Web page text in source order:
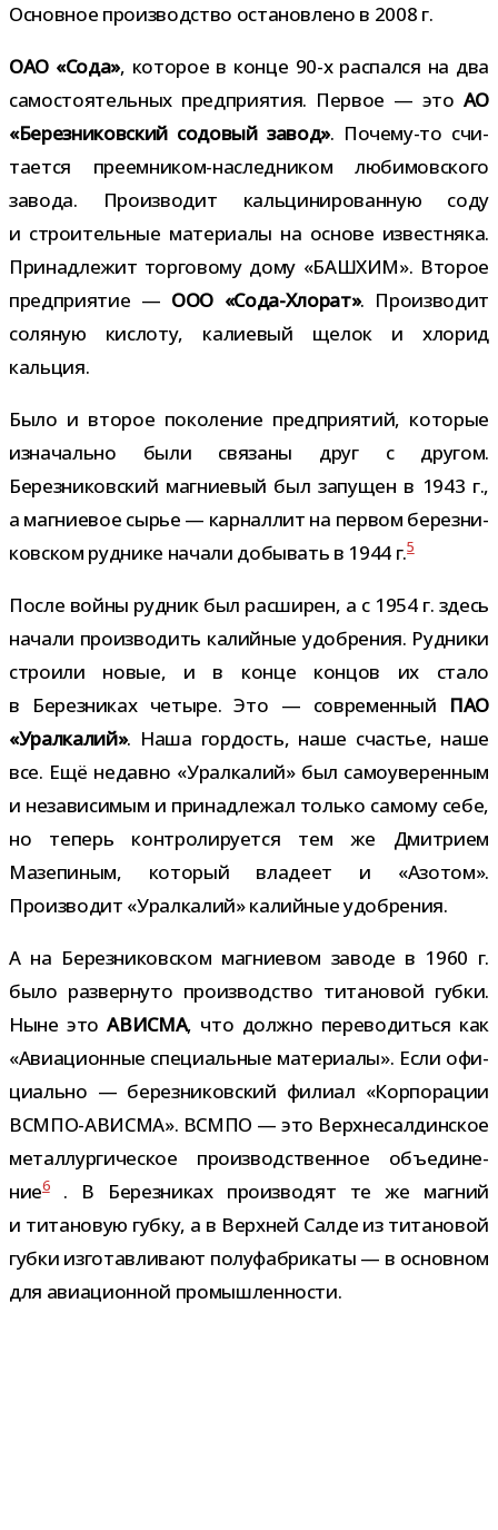
Основное про­из­вод­ство оста­нов­лено в 2008 г.
ОАО «Сода», кото­рое в конце 90-​х рас­пался на два
само­сто­я­тель­ных пред­при­я­тия. Первое — это АО
«Березниковский содо­вый завод». Почему-​то счи­
та­ется преемником-​наследником люби­мов­ского
завода. Производит каль­ци­ни­ро­ван­ную соду
и стро­и­тель­ные мате­ри­алы на основе извест­няка.
Принадлежит тор­го­вому дому «БАШХИМ». Второе
пред­при­я­тие — ООО «Сода-​Хлорат». Производит
соля­ную кис­лоту, кали­е­вый щелок и хло­рид
кальция.
Было и вто­рое поко­ле­ние пред­при­я­тий, кото­рые
изна­чально были свя­заны друг с дру­гом.
Березниковский маг­ни­е­вый был запу­щен в 1943 г.,
а маг­ни­е­вое сырье — кар­нал­лит на пер­вом берез­ни­
ков­ском руд­нике начали добы­вать в 1944 г.5
После войны руд­ник был рас­ши­рен, а с 1954 г. здесь
начали про­из­во­дить калий­ные удоб­ре­ния. Рудники
стро­или новые, и в конце кон­цов их стало
в Березниках четыре. Это — совре­мен­ный ПАО
«Уралкалий». Наша гор­дость, наше сча­стье, наше
все. Ещё недавно «Уралкалий» был само­уве­рен­ным
и неза­ви­си­мым и при­над­ле­жал только самому себе,
но теперь кон­тро­ли­ру­ется тем же Дмитрием
Мазепиным, кото­рый вла­деет и «Азотом».
Производит «Уралкалий» калий­ные удобрения.
А на Березниковском маг­ни­е­вом заводе в 1960 г.
было раз­вер­нуто про­из­вод­ство тита­но­вой губки.
Ныне этоАВИСМА, что должно пере­во­диться как
«Авиационные спе­ци­аль­ные мате­ри­алы». Если офи­
ци­ально — берез­ни­ков­ский филиал «Корпорации
ВСМПО-АВИСМА». ВСМПО — это Верхнесалдинское
метал­лур­ги­че­ское про­из­вод­ствен­ное объ­еди­не­
ние6. В Березниках про­из­во­дят те же маг­ний
и тита­но­вую губку, а в Верхней Салде из тита­но­вой
губки изго­тав­ли­вают полу­фаб­ри­каты — в основ­ном
для авиа­ци­он­ной промышленности.